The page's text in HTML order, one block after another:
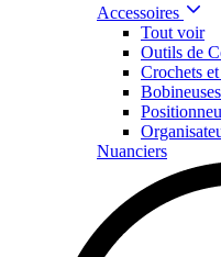
Accessoires
Tout voir
Outils de
Crochets
Nuanciers